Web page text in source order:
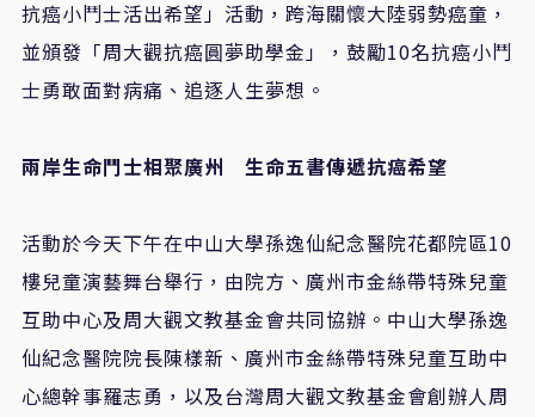
抗癌小鬥士活出希望」活動，跨海關懷大陸弱勢癌童，
並頒發「周大觀抗癌圓夢助學金」，鼓勵10名抗癌小鬥
士勇敢面對病痛、追逐人生夢想。
兩岸生命鬥士相聚廣州 生命五書傳遞抗癌希望
活動於今天下午在中山大學孫逸仙紀念醫院花都院區10
樓兒童演藝舞台舉行，由院方、廣州市金絲帶特殊兒童
互助中心及周大觀文教基金會共同協辦。中山大學孫逸
仙紀念醫院院長陳樣新、廣州市金絲帶特殊兒童互助中
心總幹事羅志勇，以及台灣周大觀文教基金會創辦人周